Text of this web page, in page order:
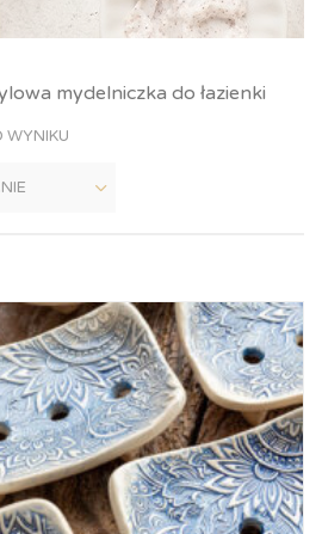
mydelniczka do łazienki
WYNIKU